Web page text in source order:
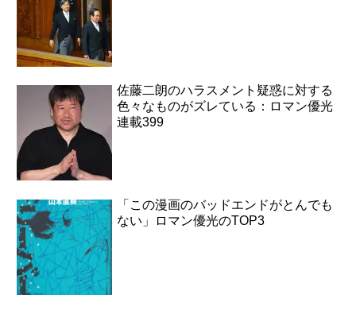
佐藤二朗のハラスメント疑惑に対する
色々なものがズレている：ロマン優光
連載399
「この漫画のバッドエンドがとんでも
ない」ロマン優光のTOP3